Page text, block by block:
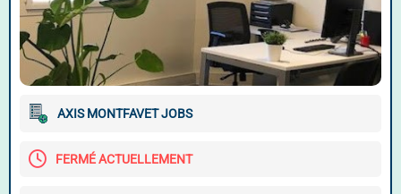
AXIS MONTFAVET JOBS
FERMÉ ACTUELLEMENT